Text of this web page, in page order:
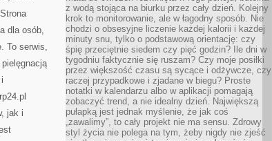
dla osób,
To serwis,
jak i
z wodą stojąca na biurku przez cały dzień. Kolejny
krok to monitorowanie, ale w łagodny sposób. Nie
chodzi o obsesyjne liczenie każdej kalorii i każdej
minuty snu, tylko o podstawową orientację: czy
śpię przeciętnie siedem czy pięć godzin? Ile dni w
tygodniu faktycznie się ruszam? Czy moje posiłki
przez większość czasu są sycące i odżywcze, czy
raczej przypadkowe i zjadane w biegu? Proste
notatki w kalendarzu albo w aplikacji pomagają
zobaczyć trend, a nie idealny dzień. Największą
pułapką jest jednak myślenie, że jak coś
„zawalimy”, to cały projekt nie ma sensu. Zdrowy
styl życia nie polega na tym, żeby nigdy nie zjeść